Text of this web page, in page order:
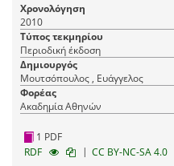
Χρονολόγηση
2010
Τύπος τεκμηρίου
Περιοδική έκδοση
Δημιουργός
Μουτσόπουλος , Ευάγγελος
Φορέας
Ακαδημία Αθηνών
1 PDF
RDF
| CC BY-NC-SA 4.0